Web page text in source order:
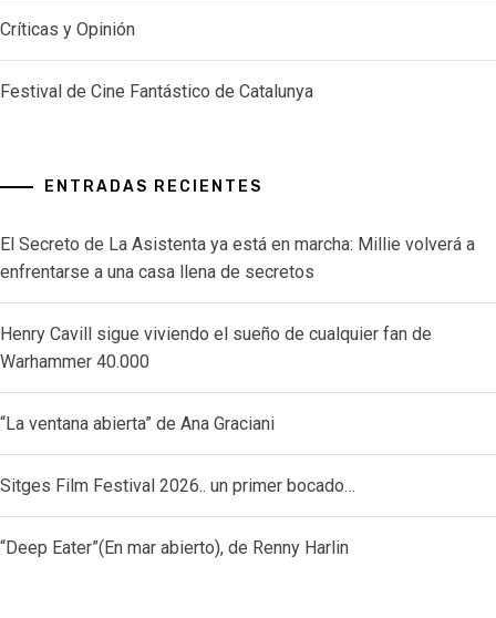
Críticas y Opinión
Festival de Cine Fantástico de Catalunya
ENTRADAS RECIENTES
El Secreto de La Asistenta ya está en marcha: Millie volverá a
enfrentarse a una casa llena de secretos
Henry Cavill sigue viviendo el sueño de cualquier fan de
Warhammer 40.000
“La ventana abierta” de Ana Graciani
Sitges Film Festival 2026.. un primer bocado…
“Deep Eater”(En mar abierto), de Renny Harlin